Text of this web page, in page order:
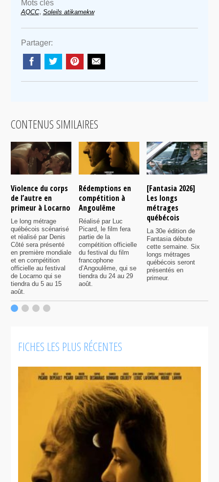
Mots clés
AQCC, Soleils atikamekw
Partager:
CONTENUS SIMILAIRES
Violence du corps
de l’autre en
primeur à Locarno
Le long métrage
québécois scénarisé
et réalisé par Denis
Côté sera présenté
en première mondiale
et en compétition
officielle au festival
de Locarno qui se
tiendra du 5 au 15
août.
Rédemptions en
compétition à
Angoulême
Réalisé par Luc
Picard, le film fera
partie de la
compétition officielle
du festival du film
francophone
d’Angoulême, qui se
tiendra du 24 au 29
août.
[Fantasia 2026]
Les longs
métrages
québécois
La 30e édition de
Fantasia débute
cette semaine. Six
longs métrages
québécois seront
présentés en
primeur.
FICHES LES PLUS RÉCENTES